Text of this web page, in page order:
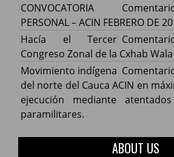
CONVOCATORIA
PERSONAL – ACIN FEBRERO DE
Hacía el Tercer
Congreso Zonal de la Cxhab
Movimiento indígena
del norte del Cauca ACIN en
ejecución mediante
paramilitares.
ABOUT US